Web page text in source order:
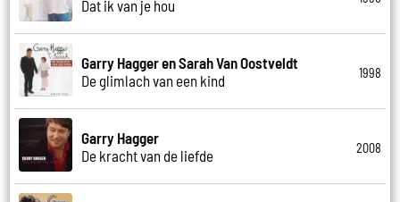
Dat ik van je hou
Garry Hagger en Sarah Van Oostveldt
De glimlach van een kind
1998
Garry Hagger
De kracht van de liefde
2008